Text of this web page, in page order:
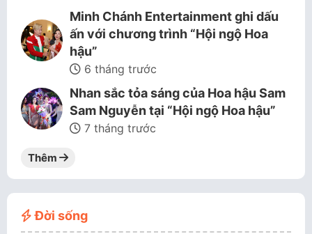
Minh Chánh Entertainment ghi dấu
ấn với chương trình “Hội ngộ Hoa
hậu”
6 tháng trước
Nhan sắc tỏa sáng của Hoa hậu Sam
Sam Nguyễn tại “Hội ngộ Hoa hậu”
7 tháng trước
Thêm
Đời sống